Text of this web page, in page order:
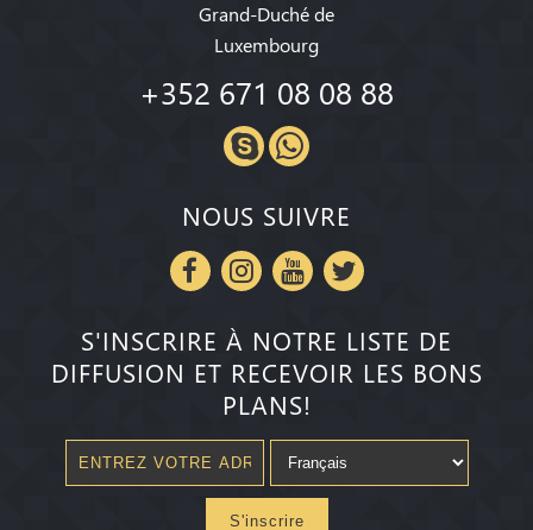
Grand-Duché de
Luxembourg
+352 671 08 08 88
NOUS SUIVRE
S'INSCRIRE À NOTRE LISTE DE
DIFFUSION ET RECEVOIR LES BONS
PLANS!
S'inscrire